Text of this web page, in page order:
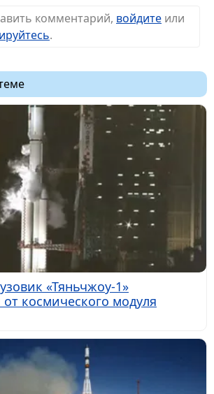
комментарий, войдите или
.
«Тяньчжоу-1»
от космического модуля